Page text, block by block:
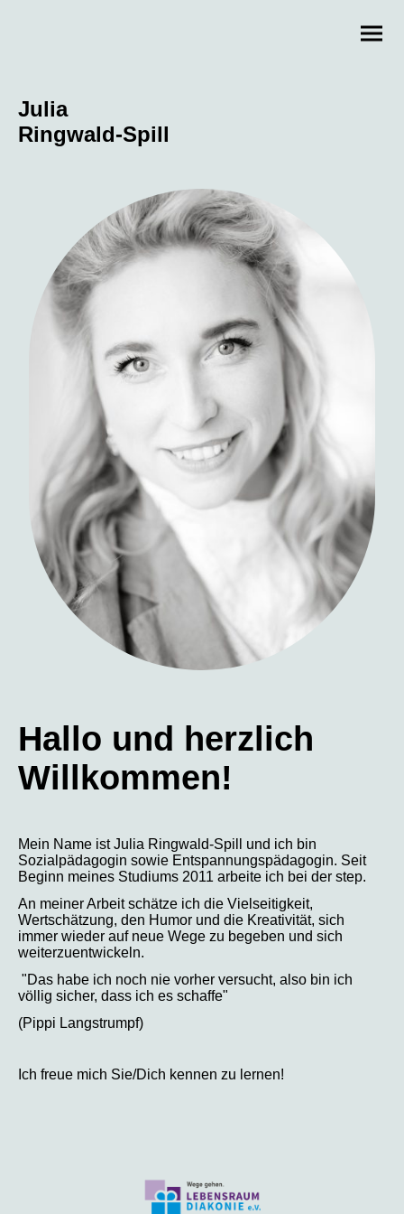
Julia
Ringwald-Spill
Hallo und herzlich
Willkommen!
Mein Name ist Julia Ringwald-Spill und ich bin
Sozialpädagogin sowie Entspannungspädagogin. Seit
Beginn meines Studiums 2011 arbeite ich bei der step.
An meiner Arbeit schätze ich die Vielseitigkeit,
Wertschätzung, den Humor und die Kreativität, sich
immer wieder auf neue Wege zu begeben und sich
weiterzuentwickeln.
"Das habe ich noch nie vorher versucht, also bin ich
völlig sicher, dass ich es schaffe"
(Pippi Langstrumpf)
Ich freue mich Sie/Dich kennen zu lernen!